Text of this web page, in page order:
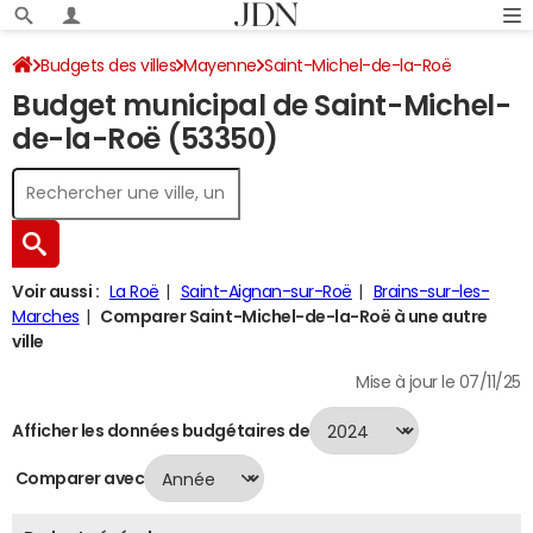
Budgets des villes Mayenne Saint-Michel-de-la-Roë
Budget 2024
Budget municipal de Saint-Michel-
de-la-Roë (53350)
Voir aussi : La Roë Saint-Aignan-sur-Roë
Brains-sur-les-
Marches
Comparer Saint-Michel-de-la-Roë à une autre
ville
Mise à jour le 07/11/25
Afficher les données budgétaires de
Comparer avec